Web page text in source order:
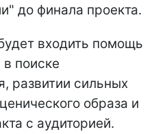
до финала проекта.
входить помощь
поиске
развитии сильных
образа и
с аудиторией.